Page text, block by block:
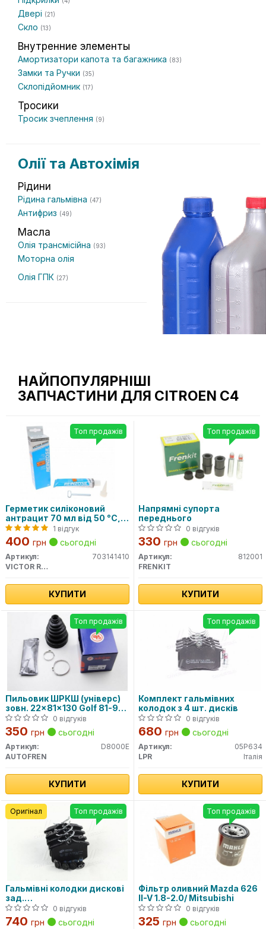
Двері (21)
Скло (13)
Внутренние элементы
Амортизатори капота та багажника (83)
Замки та Ручки (35)
Склопідйомник (17)
Тросики
Тросик зчеплення (9)
Олії та Автохімія
Рідини
Рідина гальмівна (47)
Антифриз (49)
Масла
Олія трансмісійна (93)
Моторна олія
Олія ГПК (27)
НАЙПОПУЛЯРНІШІ
ЗАПЧАСТИНИ ДЛЯ CITROEN C4
Герметик силіконовий
антрацит 70 мл від 50 °C,
до 320 °C 1 відгук
400 грн сьогодні
Артикул:
703141410
VICTOR REINZ
КУПИТИ
Топ продажів
Напрямні супорта
переднього
0 відгуків
330 грн сьогодні
Артикул:
812001
FRENKIT
КУПИТИ
Топ продажів
Пильовик ШРКШ (універс)
зовн. 22x81x130 Golf 81-97,
Passat 80-88, AUDI 80 -91
0 відгуків
350 грн сьогодні
Артикул:
D8000E
AUTOFREN
КУПИТИ
Топ продажів
Комплект гальмівних
колодок з 4 шт. дисків
0 відгуків
680 грн сьогодні
Артикул:
05P634
LPR
Італія
КУПИТИ
Топ продажів
Гальмівні колодки дискові
зад.
Citroen/Peugeot/Renault/VAG
(17mm)
0 відгуків
740 грн сьогодні
Топ продажів
Оригінал
Фільтр оливний Mazda 626
II-V 1.8-2.0/ Mitsubishi
0 відгуків
325 грн сьогодні
Топ продажів